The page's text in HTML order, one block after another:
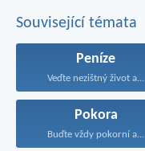
Související témata
Peníze
Veďte nezištný život a...
Pokora
Buďte vždy pokorní a...